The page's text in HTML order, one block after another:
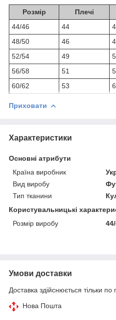
Розмір Плечі
44/46
44
48/50
46
52/54
49
56/58
51
60/62
53
Приховати
Характеристики
Основні атрибути
Країна виробник
Вид виробу
Тип тканини
Користувальницькі
Розмір виробу
Умови доставки
Доставка здійснюється тільки по
Нова Пошта